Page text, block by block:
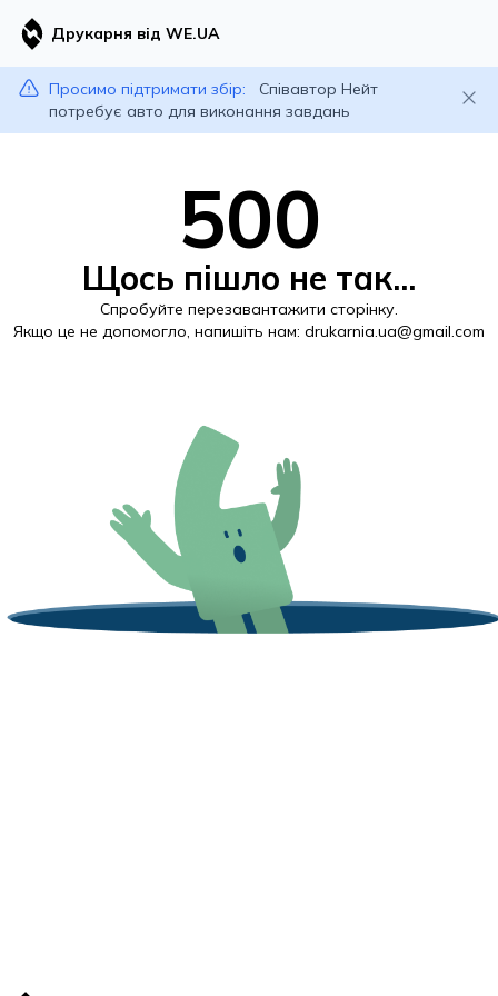
Друкарня від WE.UA
Просимо підтримати збір:
Співавтор Нейт
потребує авто для виконання завдань
500
Щось пішло не так...
Спробуйте перезавантажити сторінку.
Якщо це не допомогло, напишіть нам: drukarnia.ua@gmail.com